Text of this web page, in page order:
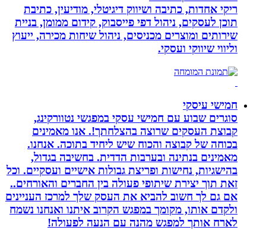
ריקי אחדות, כתיבה ושיווק דיגיטלי, מודיעין, כתיבת
תוכן לעסקים, ניהול דפי פייסבוק, קידום ממומן, בניית
שירותים ומוצרים מכניסים, ניהול שיחות מכירה, ייעוץ
וליווי שיווקי ועסקי.
חמישי עיסקי
סוגרים שבוע עם חמישי עסקי במפגשי נטוורקינג,
קבוצת העסקים שרוצה בהצלחתך!. אנו מאמינים
בכוחה של קבוצה והכוח שיש ליחיד בתוכה. אנחנו.
מאמינים בנתינה ובערבות הדדית. בחשיבה בגדול,
בהישגיות, נחישות ופריצת גבולות אישיים ועסקיים. וכל
זאת תוך יצירת שיתופי פעולה בין החברים והאורחים..
אם גם לך חשוב להביא את העסק שלך למרכז העניינים
ולקדם אותו, מקומך במפגש הקרוב איתנו ואנחנו נשמח
לארח אותך למפגש מהנה עם הנעה לפעולה!